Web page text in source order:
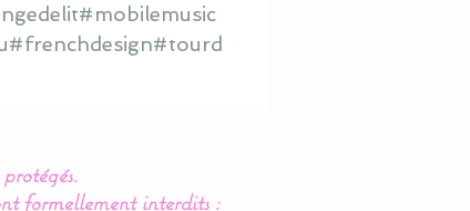
formellement interdits :